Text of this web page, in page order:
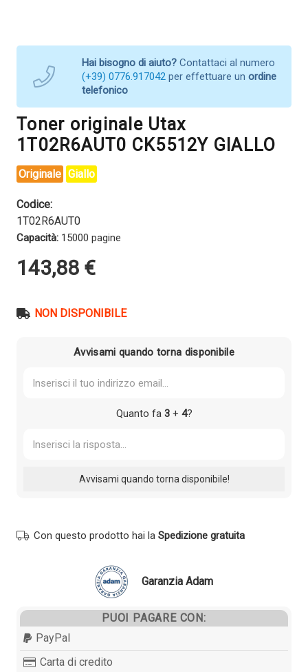
Hai bisogno di aiuto? Contattaci al numero
(+39) 0776.917042 per effettuare un ordine
telefonico
Toner originale Utax
1T02R6AUT0 CK5512Y GIALLO
Originale Giallo
Codice:
1T02R6AUT0
Capacità: 15000 pagine
143,88 €
NON DISPONIBILE
Avvisami quando torna disponibile
Quanto fa 3+ 4?
Con questo prodotto hai la Spedizione gratuita
Garanzia Adam
PUOI PAGARE CON:
PayPal
Carta di credito